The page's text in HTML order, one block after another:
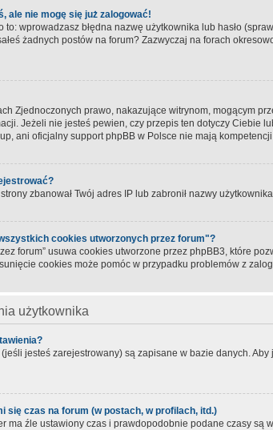
ale nie mogę się już zalogować!
wprowadzasz błędna nazwę użytkownika lub hasło
żadnych postów na forum? Zazwyczaj na forach
Zjednoczonych prawo, nakazujące witrynom, mogącym
Jeżeli nie jesteś pewien, czy przepis ten dotyczy Ciebie
ani oficjalny support phpBB w Polsce nie mają
zbanował Twój adres IP lub zabronił nazwy
cookies utworzonych przez forum"?
forum” usuwa cookies utworzone przez phpBB3, które
cookies może pomóc w przypadku problemów z
użytkownika
jesteś zarejestrowany) są zapisane w bazie danych.
się czas na forum (w postach, w profilach, itd.)
ma źle ustawiony czas i prawdopodobnie podane czasy